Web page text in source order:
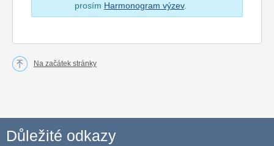
prosím Harmonogram výzev.
Na začátek stránky
Důležité odkazy